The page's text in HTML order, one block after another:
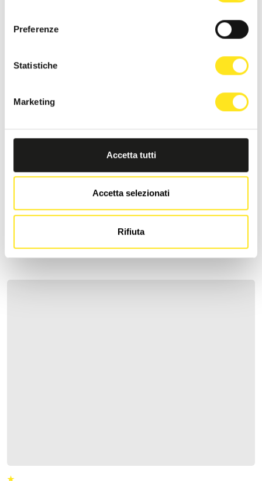
Preferenze
Statistiche
Marketing
Accetta tutti
Accetta selezionati
Rifiuta
Richiedi informazioni